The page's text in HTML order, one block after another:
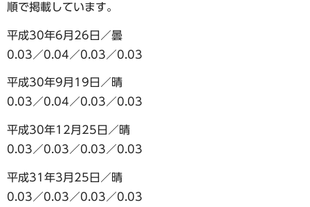
順で掲載しています。
平成30年6月26日／曇
0.03／0.04／0.03／0.03
平成30年9月19日／晴
0.03／0.04／0.03／0.03
平成30年12月25日／晴
0.03／0.03／0.03／0.03
平成31年3月25日／晴
0.03／0.03／0.03／0.03